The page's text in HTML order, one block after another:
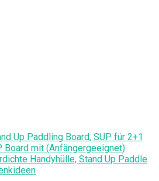
Up Paddling Board, SUP für 2+1
Board mit (Anfängergeeignet)
Handyhülle, Stand Up Paddle